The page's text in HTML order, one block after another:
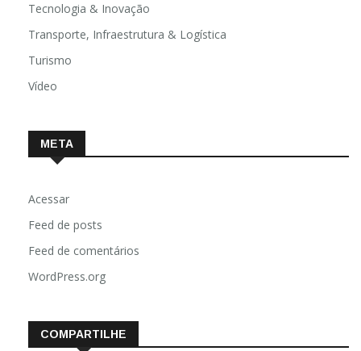
Tecnologia & Inovação
Transporte, Infraestrutura & Logística
Turismo
Vídeo
META
Acessar
Feed de posts
Feed de comentários
WordPress.org
COMPARTILHE